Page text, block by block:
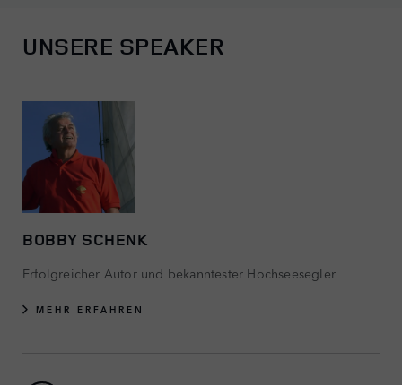
UNSERE SPEAKER
Autor und bekanntester Hochseesegler